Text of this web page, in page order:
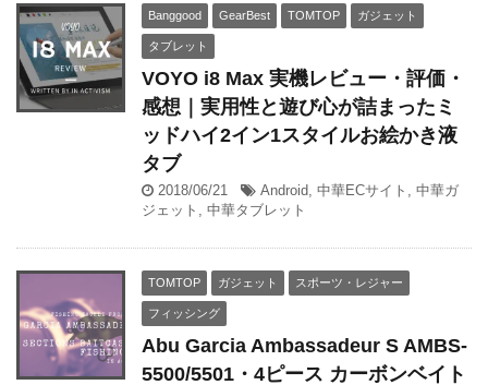
Banggood GearBest TOMTOP ガジェット
タブレット
VOYO i8 Max 実機レビュー・評価・
感想｜実用性と遊び心が詰まったミ
ッドハイ2イン1スタイルお絵かき液
タブ
2018/06/21 Android 中華ECサイト
中華ガ
ジェット
中華タブレット
TOMTOP ガジェット スポーツ・レジャー
フィッシング
Abu Garcia Ambassadeur S AMBS-
5500/5501・4ピース カーボンベイト